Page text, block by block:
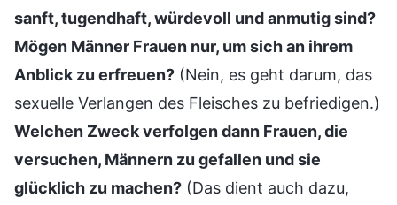
sanft, tugendhaft, würdevoll und anmutig sind?
Mögen Männer Frauen nur, um sich an ihrem
Anblick zu erfreuen? (Nein, es geht darum, das
sexuelle Verlangen des Fleisches zu befriedigen.)
Welchen Zweck verfolgen dann Frauen, die
versuchen, Männern zu gefallen und sie
glücklich zu machen? (Das dient auch dazu,